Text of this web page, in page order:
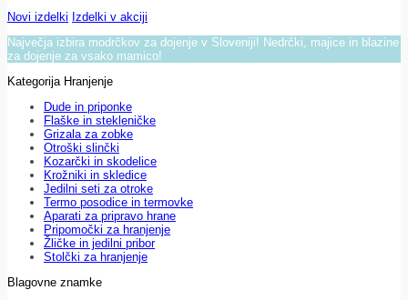
Novi izdelki Izdelki v akciji
Največja izbira modrčkov za dojenje v Sloveniji! Nedrčki, majice in blazine
za dojenje za vsako mamico!
Kategorija Hranjenje
Dude in priponke
Flaške in stekleničke
Grizala za zobke
Otroški slinčki
Kozarčki in skodelice
Krožniki in skledice
Jedilni seti za otroke
Termo posodice in termovke
Aparati za pripravo hrane
Pripomočki za hranjenje
Žličke in jedilni pribor
Stolčki za hranjenje
Blagovne znamke